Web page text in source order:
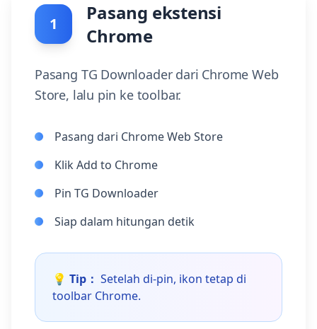
1
Pasang ekstensi
Chrome
Pasang TG Downloader dari Chrome Web
Store, lalu pin ke toolbar.
Pasang dari Chrome Web Store
Klik Add to Chrome
Pin TG Downloader
Siap dalam hitungan detik
💡 Tip： Setelah di-pin, ikon tetap di
toolbar Chrome.